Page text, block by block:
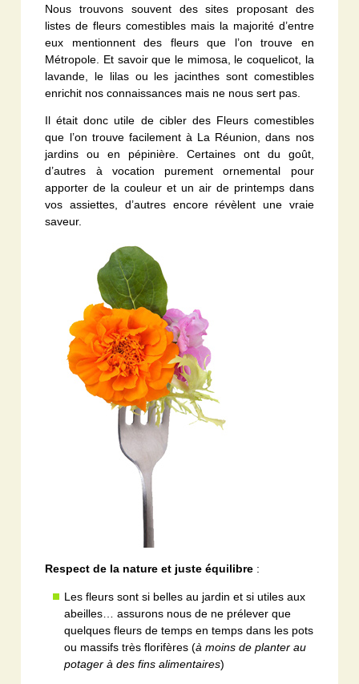
Nous trouvons souvent des sites proposant des
listes de fleurs comestibles mais la majorité d’entre
eux mentionnent des fleurs que l’on trouve en
Métropole. Et savoir que le mimosa, le coquelicot, la
lavande, le lilas ou les jacinthes sont comestibles
enrichit nos connaissances mais ne nous sert pas.
Il était donc utile de cibler des Fleurs comestibles
que l’on trouve facilement à La Réunion, dans nos
jardins ou en pépinière. Certaines ont du goût,
d’autres à vocation purement ornemental pour
apporter de la couleur et un air de printemps dans
vos assiettes, d’autres encore révèlent une vraie
saveur.
Respect de la nature et juste équilibre :
Les fleurs sont si belles au jardin et si utiles aux
abeilles… assurons nous de ne prélever que
quelques fleurs de temps en temps dans les pots
ou massifs très florifères (à moins de planter au
potager à des fins alimentaires)